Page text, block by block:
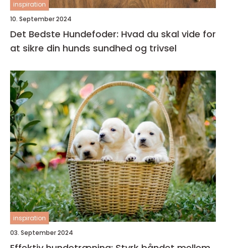
inspiration
10. September 2024
Det Bedste Hundefoder: Hvad du skal vide for
at sikre din hunds sundhed og trivsel
inspiration
03. September 2024